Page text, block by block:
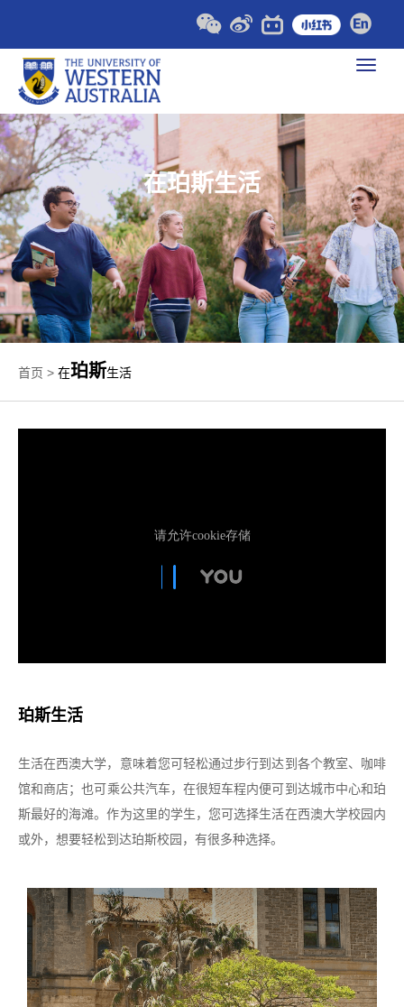
在珀斯生活
首页 > 在珀斯生活
珀斯生活
生活在西澳大学，意味着您可轻松通过步行到达到各个教室、咖啡
馆和商店；也可乘公共汽车，在很短车程内便可到达城市中心和珀
斯最好的海滩。作为这里的学生，您可选择生活在西澳大学校园内
或外，想要轻松到达珀斯校园，有很多种选择。